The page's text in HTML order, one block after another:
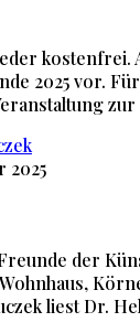
2025 vor.
2025
der
liest Dr.